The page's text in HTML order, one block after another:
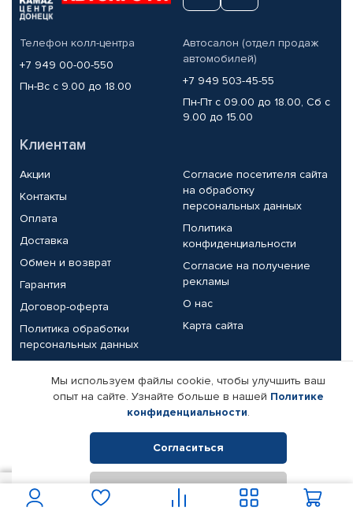
Телефон колл-центра
+7 949 00-00-550
Пн-Вс с 9.00 до 18.00
Автосалон (отдел продаж
автомобилей)
+7 949 503-45-55
Пн-Пт с 09.00 до 18.00, Сб с
9.00 до 15.00
Клиентам
Акции
Контакты
Оплата
Доставка
Обмен и возврат
Гарантия
Договор-оферта
Политика обработки
персональных данных
Согласие посетителя сайта
на обработку
персональных данных
Политика
конфиденциальности
Согласие на получение
рекламы
О нас
Карта сайта
Партнерам
Корпоративным клиентам
Поставщикам
Реквизиты компании
© КАМАЗ ЦЕНТР ДОНЕЦК, 2015-2026. Все права защищены.
Интернет-магазин автомобильных товаров Автопрофи.
Мы используем файлы cookie, чтобы улучшить ваш
опыт на сайте. Узнайте больше в нашей Политике
конфиденциальности.
Согласиться
Отклонить
В корзину